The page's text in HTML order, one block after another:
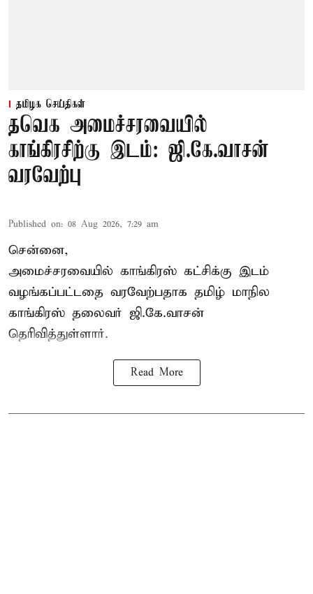
தமிழக செய்திகள்
தவெக அமைச்சரவையில்
காங்கிரசிற்கு இடம்: ஜி.கே.வாசன்
வரவேற்பு
Published on: 08 Aug 2026, 7:29 am
சென்னை,
அமைச்சரவையில் காங்கிரஸ் கட்சிக்கு இடம்
வழங்கப்பட்டதை வரவேற்பதாக தமிழ் மாநில
காங்கிரஸ் தலைவர் ஜி.கே.வாசன்
தெரிவித்துள்ளார்.
Read More